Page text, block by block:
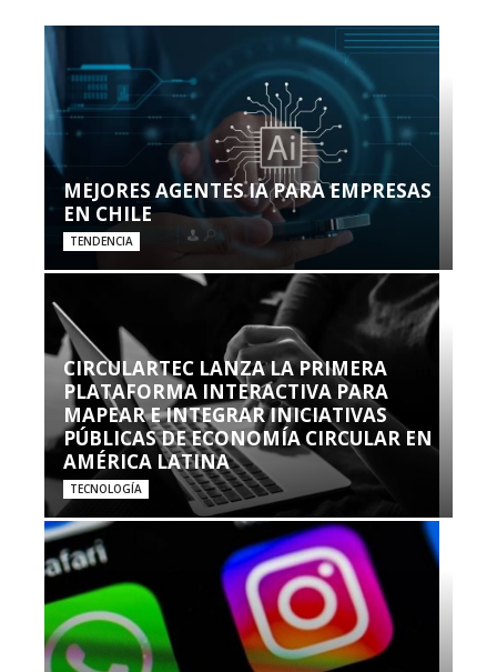
MEJORES AGENTES IA PARA EMPRESAS
EN CHILE
TENDENCIA
CIRCULARTEC LANZA LA PRIMERA
PLATAFORMA INTERACTIVA PARA
MAPEAR E INTEGRAR INICIATIVAS
PÚBLICAS DE ECONOMÍA CIRCULAR EN
AMÉRICA LATINA
TECNOLOGÍA